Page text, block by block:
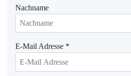
Nachname
E-Mail Adresse *